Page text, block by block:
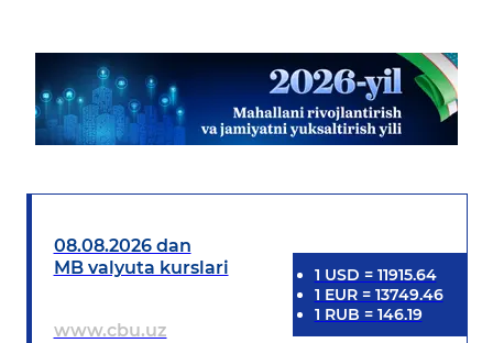
08.08.2026 dan
MB valyuta kurslari
www.cbu.uz
1 USD = 11915.64
1 EUR= 13749.46
1 RUB = 146.19